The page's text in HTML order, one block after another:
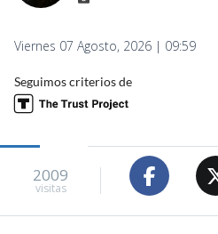
Viernes 07 Agosto, 2026 | 09:59
Seguimos criterios de
2009
visitas